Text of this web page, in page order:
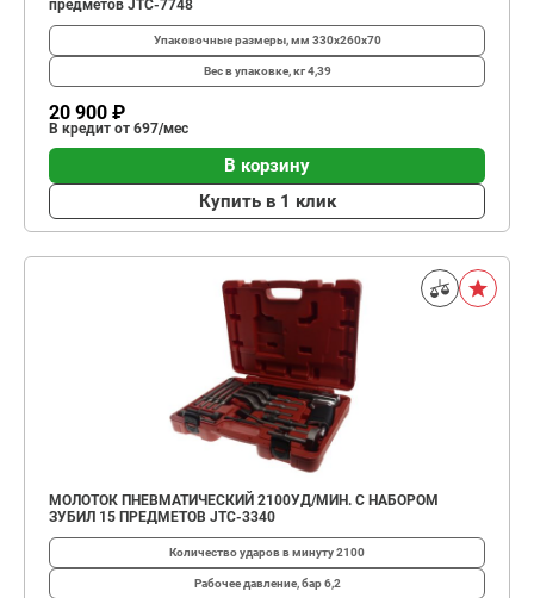
предметов JTC-7748
Упаковочные размеры, мм 330х260х70
Вес в упаковке, кг4,39
20 900 ₽
В кредит от 697/мес
В корзину
Купить в 1 клик
МОЛОТОК ПНЕВМАТИЧЕСКИЙ 2100УД/МИН. С НАБОРОМ
ЗУБИЛ 15 ПРЕДМЕТОВ JTC-3340
Количество ударов в минуту2100
Рабочее давление, бар6,2